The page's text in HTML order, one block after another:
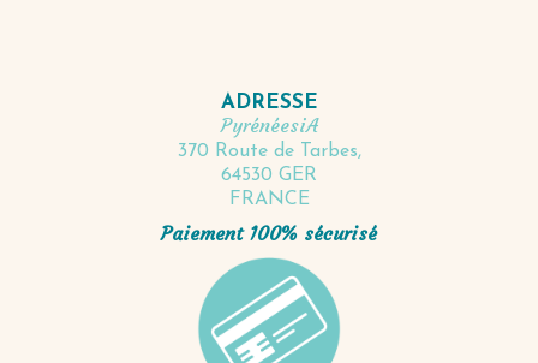
ADRESSE
PyrénéesiA
370 Route de Tarbes,
64530 GER
FRANCE
Paiement 100% sécurisé